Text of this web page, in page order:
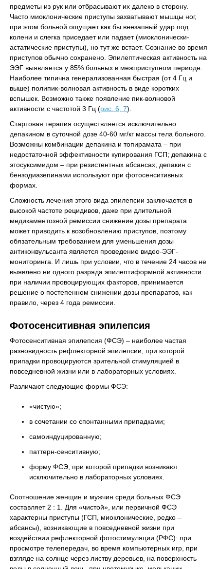
предметы из рук или отбрасывают их далеко в сторону.
Часто миоклонические приступы захватывают мышцы ног,
при этом больной ощущает как бы внезапный удар под
колени и слегка приседает или падает (миоклонически-
астатические приступы), но тут же встает. Сознание во время
приступов обычно сохранено. Эпилептическая активность на
ЭЭГ выявляется у 85% больных в межприступном периоде.
Наиболее типична генерализованная быстрая (от 4 Гц и
выше) полипик-волновая активность в виде коротких
вспышек. Возможно также появление пик-волновой
активности с частотой 3 Гц (рис. 6, 7).
Стартовая терапия осуществляется исключительно
депакином в суточной дозе 40-60 мг/кг массы тела больного.
Возможны комбинации депакина и топирамата – при
недостаточной эффективности купирования ГСП; депакина с
этосуксимидом – при резистентных абсансах; депакин с
бензодиазепинами используют при фотосенситивных
формах.
Сложность лечения этого вида эпилепсии заключается в
высокой частоте рецидивов, даже при длительной
медикаментозной ремиссии снижение дозы препарата
может приводить к возобновлению приступов, поэтому
обязательным требованием для уменьшения дозы
антиконвульсанта является проведение видео-ЭЭГ-
мониторинга. И лишь при условии, что в течение 24 часов не
выявлено ни одного разряда эпилептиформной активности
при наличии провоцирующих факторов, принимается
решение о постепенном снижении дозы препаратов, как
правило, через 4 года ремиссии.
Фотосенситивная эпилепсия
Фотосенситивная эпилепсия (ФСЭ) – наиболее частая
разновидность рефлекторной эпилепсии, при которой
припадки провоцируются зрительной стимуляцией в
повседневной жизни или в лабораторных условиях.
Различают следующие формы ФСЭ:
«чистую»;
в сочетании со спонтанными припадками;
самоиндуцированную;
паттерн-сенситивную;
форму ФСЭ, при которой припадки возникают
исключительно в лабораторных условиях.
Соотношение женщин и мужчин среди больных ФСЭ
составляет 2 : 1. Для «чистой», или первичной ФСЭ
характерны приступы (ГСП, миоклонические, редко –
абсансы), возникающие в повседневной жизни при
воздействии рефлекторной фотостимуляции (РФС): при
просмотре телепередач, во время компьютерных игр, при
взгляде на солнце через листву деревьев, на поверхность